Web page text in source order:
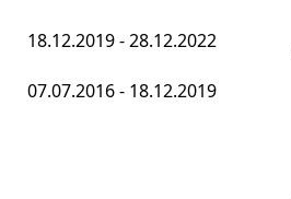
18.12.2019 - 28.12.2022
07.07.2016 - 18.12.2019